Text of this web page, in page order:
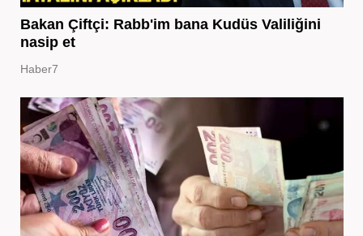
Bakan Çiftçi: Rabb'im bana Kudüs Valiliğini
nasip et
Haber7